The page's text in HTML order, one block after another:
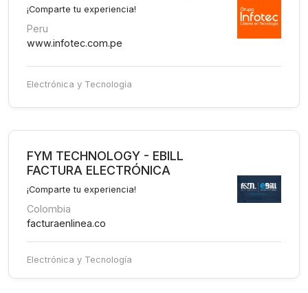
¡Comparte tu experiencia!
Peru
www.infotec.com.pe
Electrónica y Tecnología
FYM TECHNOLOGY - EBILL
FACTURA ELECTRÓNICA
¡Comparte tu experiencia!
Colombia
facturaenlinea.co
Electrónica y Tecnología